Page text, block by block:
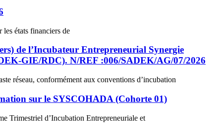
états financiers de
de l’Incubateur Entrepreneurial Synergie
GIE/RDC). N/REF :006/SADEK/AG/07/2026
réseau, conformément aux conventions d’incubation
sur le SYSCOHADA (Cohorte 01)
Trimestriel d’Incubation Entrepreneuriale et